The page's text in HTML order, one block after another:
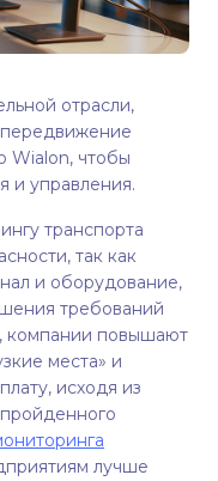
отрасли,
Wialon, чтобы
и управления.
транспорта
так как
и оборудование,
требований
компании повышают
места» и
исходя из
лучше